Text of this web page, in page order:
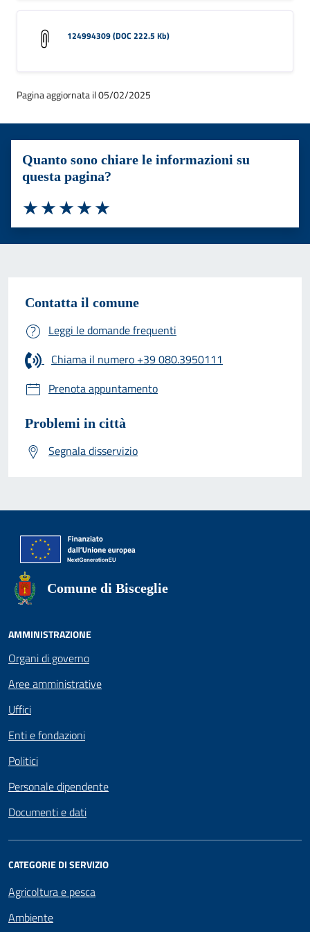
124994309 (DOC 222.5 Kb)
Pagina aggiornata il 05/02/2025
Quanto sono chiare le informazioni su
questa pagina?
Valuta 5 stelle su 5
Valuta 4 stelle su 5
Valuta 3 stelle su 5
Valuta 2 stelle su 5
Valuta 1 stelle su 5
Contatta il comune
Leggi le domande frequenti
Chiama il numero +39 080.3950111
Prenota appuntamento
Problemi in città
Segnala disservizio
Comune di Bisceglie
AMMINISTRAZIONE
Organi di governo
Aree amministrative
Uffici
Enti e fondazioni
Politici
Personale dipendente
Documenti e dati
CATEGORIE DI SERVIZIO
Agricoltura e pesca
Ambiente